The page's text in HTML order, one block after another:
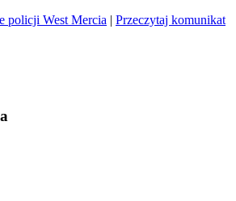
policji West Mercia | Przeczytaj komunikat